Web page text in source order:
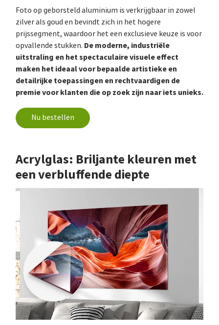
Foto op geborsteld aluminium is verkrijgbaar in zowel
zilver als goud en bevindt zich in het hogere
prijssegment, waardoor het een exclusieve keuze is voor
opvallende stukken. De moderne, industriële
uitstraling en het spectaculaire visuele effect
maken het ideaal voor bepaalde artistieke en
detailrijke toepassingen en rechtvaardigen de
premie voor klanten die op zoek zijn naar iets unieks.
Nu bestellen
Acrylglas: Briljante kleuren met
een verbluffende diepte